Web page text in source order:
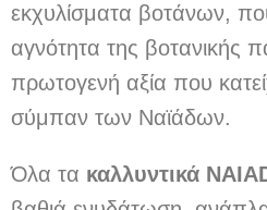
εκχυλίσματα βοτάνων,
αγνότητα της βοτανικής
πρωτογενή αξία που
σύμπαν των Ναϊάδων.
Όλα τα καλλυντικά